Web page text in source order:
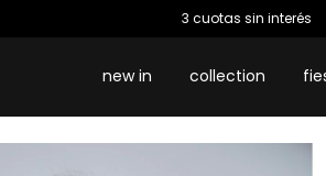
3 cuotas sin interés
new in collection